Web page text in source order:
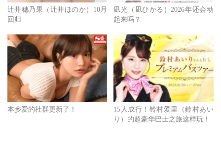
辻井穗乃果（辻井ほのか）10月
回归
凪光（凪ひかる）2026年还会动
起来吗？
本乡爱的社群更新了！
15人成行！铃村爱里（鈴村あい
り）的超豪华巴士之旅这样玩！